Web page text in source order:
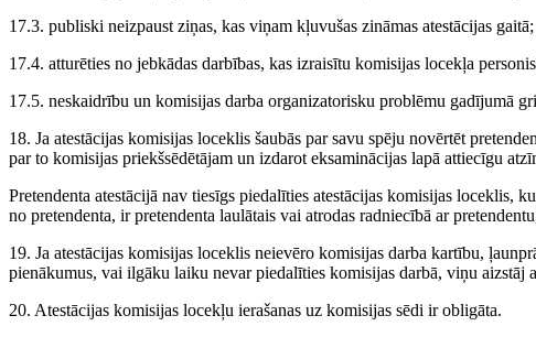
17.3. publiski neizpaust ziņas, kas viņam kļuvušas zināmas atestācijas gaitā;
17.4. atturēties no jebkādas darbības, kas izraisītu komisijas locekļa
17.5. neskaidrību un komisijas darba organizatorisku problēmu gadījumā
18. Ja atestācijas komisijas loceklis šaubās par savu spēju novērtēt
par to komisijas priekšsēdētājam un izdarot eksaminācijas lapā attiecīgu
Pretendenta atestācijā nav tiesīgs piedalīties atestācijas komisijas loceklis,
no pretendenta, ir pretendenta laulātais vai atrodas radniecībā ar
19. Ja atestācijas komisijas loceklis neievēro komisijas darba kartību,
pienākumus, vai ilgāku laiku nevar piedalīties komisijas darbā, viņu aizstāj
20. Atestācijas komisijas locekļu ierašanas uz komisijas sēdi ir obligāta.